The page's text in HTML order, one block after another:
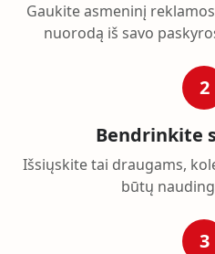
Gaukite asmeninį
nuorodą iš savo
2
Bendrinkite
Išsiųskite tai draugams,
būtų
3